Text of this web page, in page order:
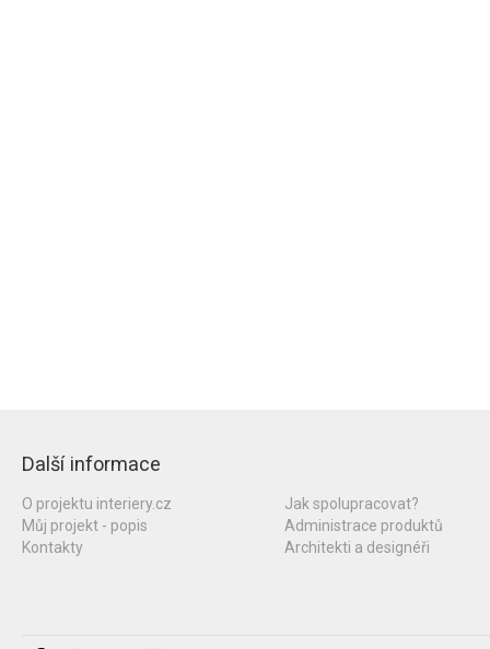
Další informace
O projektu interiery.cz
Můj projekt - popis
Kontakty
Jak spolupracovat?
Administrace produktů
Architekti a designéři